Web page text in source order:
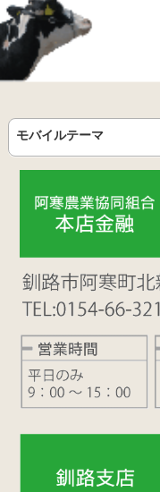
モバイルテーマ